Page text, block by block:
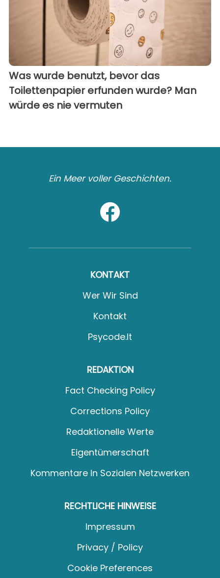
Was wurde benutzt, bevor das
Toilettenpapier erfunden wurde? Man
würde es nie vermuten
Ein Meer voller Geschichten.
KONTAKT
Wer Wir Sind
Kontakt
Psycode.it
REDAKTION
Fact Checking Policy
Corrections Policy
Redaktionelle Werte
Eigentümerschaft
Kommentare In Sozialen Netzwerken
RECHTLICHE HINWEISE
Impressum
Privacy / Policy
Cookie Preferences